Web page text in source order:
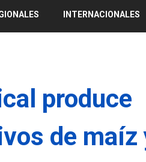
INTERNACIONALES
produce
de maíz